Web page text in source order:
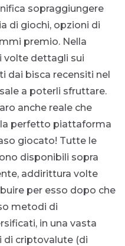
sopraggiungere
di giochi, opzioni di
premio. Nella
volte dettagli sui
dai bisca recensiti nel
a poterli sfruttare.
anche reale che
perfetto piattaforma
giocato! Tutte le
disponibili sopra
addirittura volte
per esso dopo che
metodi di
in una vasta
di criptovalute (di